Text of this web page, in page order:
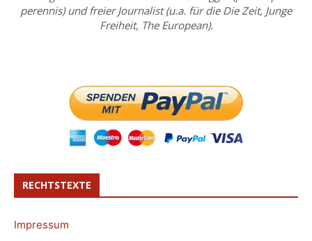
perennis) und freier Journalist (u.a. für die Die Zeit, Junge
Freiheit, The European).
RECHTSTEXTE
Impressum